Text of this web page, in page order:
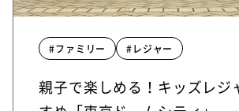
#ファミリー #レジャー
親子で楽しめる！キッズレジ